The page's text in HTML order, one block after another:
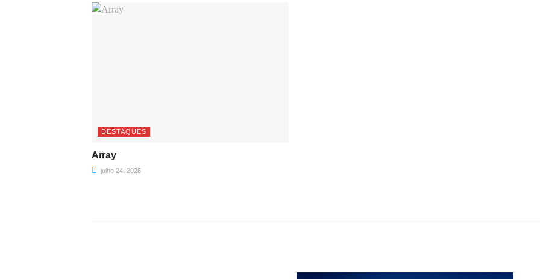
DESTAQUES
Array
julho 24, 2026